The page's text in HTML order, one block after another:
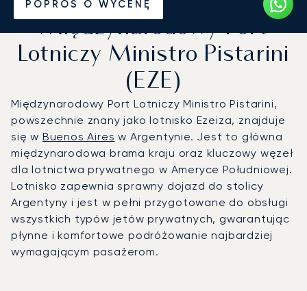
POPROŚ O WYCENĘ
Międzynarodowy Port
Lotniczy Ministro Pistarini
(EZE)
Międzynarodowy Port Lotniczy Ministro Pistarini,
powszechnie znany jako lotnisko Ezeiza, znajduje
się w Buenos Aires w Argentynie. Jest to główna
międzynarodowa brama kraju oraz kluczowy węzeł
dla lotnictwa prywatnego w Ameryce Południowej.
Lotnisko zapewnia sprawny dojazd do stolicy
Argentyny i jest w pełni przygotowane do obsługi
wszystkich typów jetów prywatnych, gwarantując
płynne i komfortowe podróżowanie najbardziej
wymagającym pasażerom.